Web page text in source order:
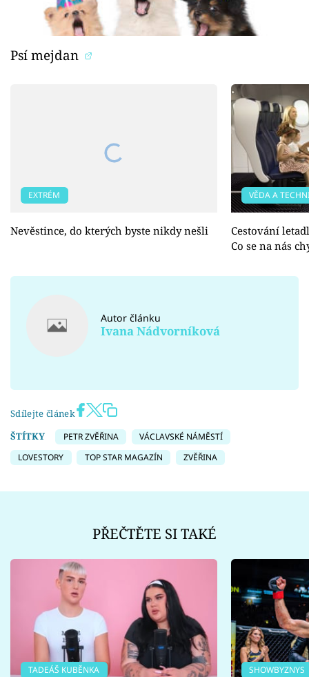
Psí mejdan
EXTRÉM
Nevěstince, do kterých byste nikdy nešli
VĚDA A
Cestování
Co se na nás
Autor článku
Ivana Nádvorníková
Sdílejte článek
ŠTÍTKY
PETR ZVĚŘINA
VÁCLAVSKÉ NÁMĚSTÍ
LOVESTORY
TOP STAR MAGAZÍN ZVĚŘINA
PŘEČTĚTE SI TAKÉ
TADEÁŠ KUBĚNKA SHOWBYZNYS